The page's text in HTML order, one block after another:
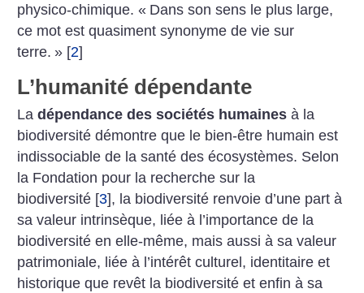
physico-chimique. « Dans son sens le plus large,
ce mot est quasiment synonyme de vie sur
terre. » [2]
L’humanité dépendante
Ladépendance des sociétés humaines à la
biodiversité démontre que le bien-être humain est
indissociable de la santé des écosystèmes. Selon
la Fondation pour la recherche sur la
biodiversité [3], la biodiversité renvoie d’une part à
sa valeur intrinsèque, liée à l’importance de la
biodiversité en elle-même, mais aussi à sa valeur
patrimoniale, liée à l’intérêt culturel, identitaire et
historique que revêt la biodiversité et enfin à sa